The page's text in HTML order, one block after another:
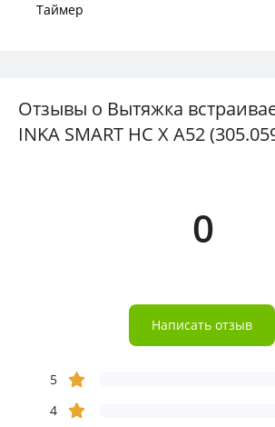
Таймер
Отзывы о Вытяжка
INKA SMART HC X A52
0
Написать отзыв
5
4